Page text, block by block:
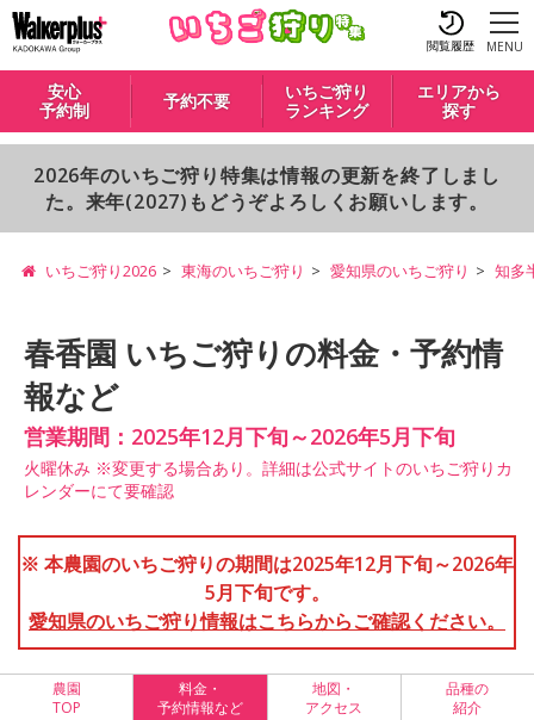
閲覧履歴 MENU
安心
予約制
予約不要
いちご狩り
ランキング
エリアから
探す
2026年のいちご狩り特集は情報の更新を終了しまし
た。来年(2027)もどうぞよろしくお願いします。
いちご狩り2026 東海のいちご狩り 愛知県のいちご狩り 知多
春香園 いちご狩りの料金・予約情
報など
営業期間：2025年12月下旬～2026年5月下旬
火曜休み ※変更する場合あり。詳細は公式サイトのいちご狩りカ
レンダーにて要確認
※ 本農園のいちご狩りの期間は2025年12月下旬～2026年
5月下旬です。
愛知県のいちご狩り情報はこちらからご確認ください。
農園
TOP
料金・
予約情報など
地図・
アクセス
品種の
紹介